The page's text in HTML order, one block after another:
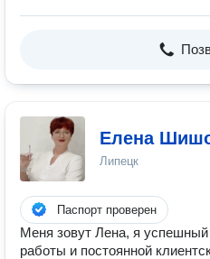
Елена
Липецк
Паспорт проверен
Меня зовут Лена, я
работы и постоянной